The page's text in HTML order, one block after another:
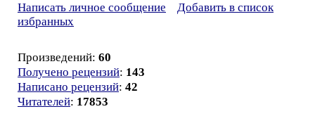
Написать личное сообщение
Добавить в список
избранных
Произведений: 60
Получено рецензий: 143
Написано рецензий: 42
Читателей: 17853